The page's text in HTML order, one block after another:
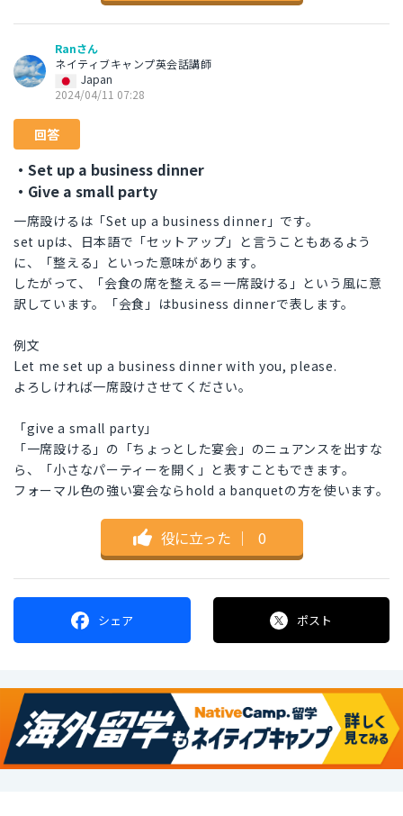
Ranさん
ネイティブキャンプ英会話講師
Japan
2024/04/11 07:28
回答
・Set up a business dinner
・Give a small party
一席設けるは「Set up a business dinner」です。
set upは、日本語で「セットアップ」と言うこともあるよう
に、「整える」といった意味があります。
したがって、「会食の席を整える＝一席設ける」という風に意
訳しています。「会食」はbusiness dinnerで表します。
例文
Let me set up a business dinner with you, please.
よろしければ一席設けさせてください。
「give a small party」
「一席設ける」の「ちょっとした宴会」のニュアンスを出すな
ら、「小さなパーティーを開く」と表すこともできます。
フォーマル色の強い宴会ならhold a banquetの方を使います。
役に立った ｜ 0
シェア ポスト